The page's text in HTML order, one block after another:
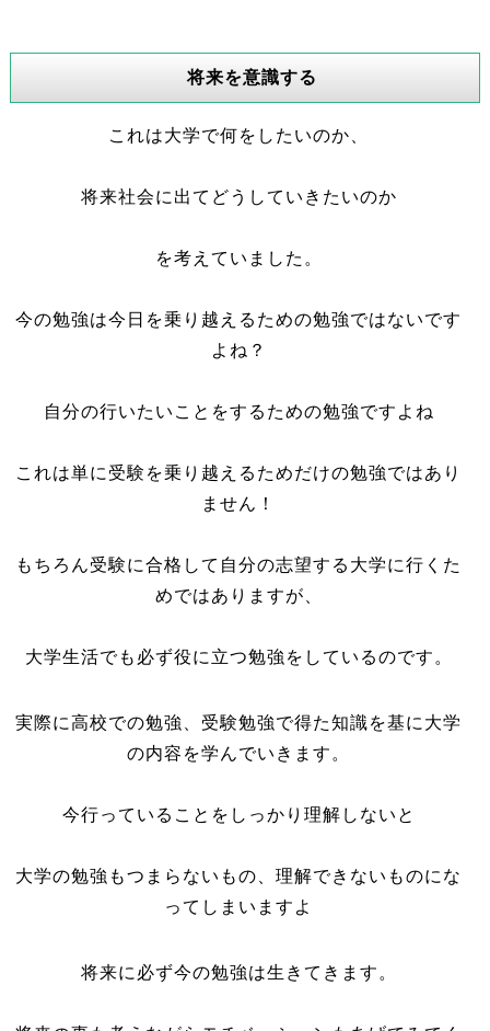
将来を意識する
これは大学で何をしたいのか、
将来社会に出てどうしていきたいのか
を考えていました。
今の勉強は今日を乗り越えるための勉強ではないです
よね？
自分の行いたいことをするための勉強ですよね
これは単に受験を乗り越えるためだけの勉強ではあり
ません！
もちろん受験に合格して自分の志望する大学に行くた
めではありますが、
大学生活でも必ず役に立つ勉強をしているのです。
実際に高校での勉強、受験勉強で得た知識を基に大学
の内容を学んでいきます。
今行っていることをしっかり理解しないと
大学の勉強もつまらないもの、理解できないものにな
ってしまいますよ
将来に必ず今の勉強は生きてきます。